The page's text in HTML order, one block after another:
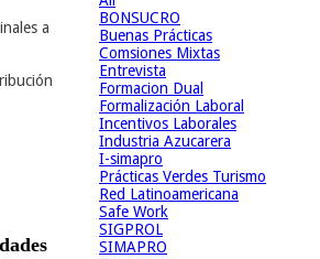
a
BONSUCRO
Buenas Prácticas
Comsiones Mixtas
Entrevista
Formacion Dual
Formalización Laboral
Incentivos Laborales
Industria Azucarera
I-simapro
Prácticas Verdes Turismo
Red Latinoamericana
Safe Work
SIGPROL
SIMAPRO